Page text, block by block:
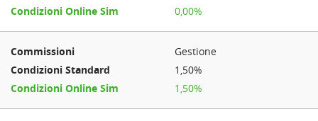
0,00%
Gestione
1,50%
1,50%